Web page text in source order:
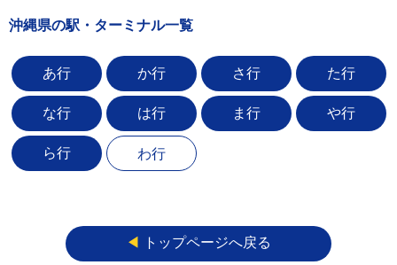
沖縄県の駅・ターミナル一覧
あ行 か行 さ行 た行
な行 は行 ま行 や行
ら行 わ行
◀︎ トップページへ戻る